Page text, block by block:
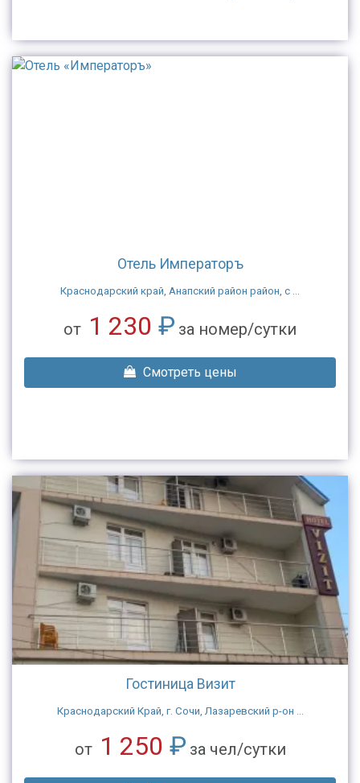
Отель Императоръ
Краснодарский край, Анапский район район, с ...
от 1 230 ₽ за номер/сутки
Смотреть цены
Гостиница Визит
Краснодарский Край, г. Сочи, Лазаревский р-он ...
от 1 250 ₽ за чел/сутки